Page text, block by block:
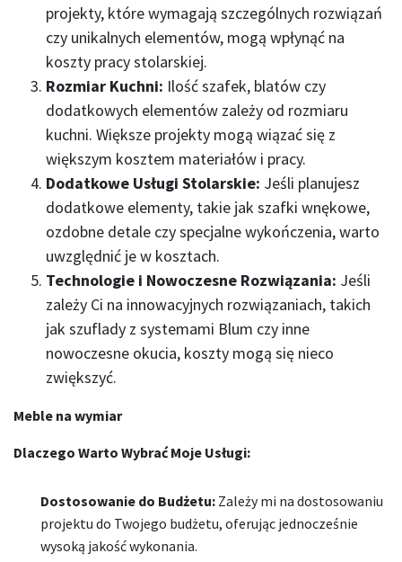
projekty, które wymagają szczególnych rozwiązań
czy unikalnych elementów, mogą wpłynąć na
koszty pracy stolarskiej.
Rozmiar Kuchni: Ilość szafek, blatów czy
dodatkowych elementów zależy od rozmiaru
kuchni. Większe projekty mogą wiązać się z
większym kosztem materiałów i pracy.
Dodatkowe Usługi Stolarskie: Jeśli planujesz
dodatkowe elementy, takie jak szafki wnękowe,
ozdobne detale czy specjalne wykończenia, warto
uwzględnić je w kosztach.
Technologie i Nowoczesne Rozwiązania: Jeśli
zależy Ci na innowacyjnych rozwiązaniach, takich
jak szuflady z systemami Blum czy inne
nowoczesne okucia, koszty mogą się nieco
zwiększyć.
Meble na wymiar
Dlaczego Warto Wybrać Moje Usługi:
Dostosowanie do Budżetu: Zależy mi na dostosowaniu
projektu do Twojego budżetu, oferując jednocześnie
wysoką jakość wykonania.